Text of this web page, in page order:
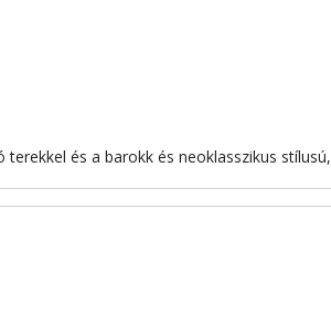
és a barokk és neoklasszikus stílusú,